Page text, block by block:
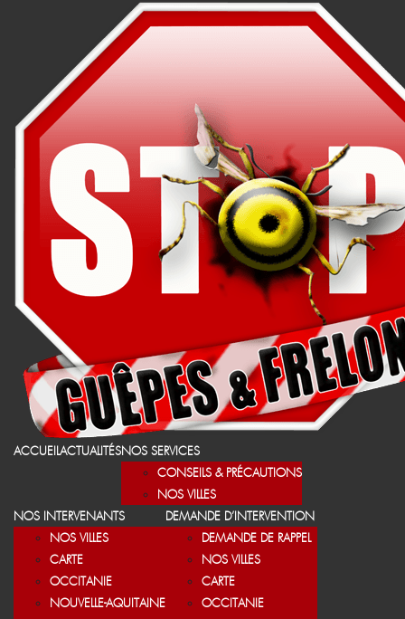
ACCUEILACTUALITÉSNOS SERVICES
CONSEILS & PRÉCAUTIONS
NOS VILLES
NOS INTERVENANTS
NOS VILLES
CARTE
OCCITANIE
NOUVELLE-AQUITAINE
DEMANDE D’INTERVENTION
DEMANDE DE RAPPEL
NOS VILLES
CARTE
OCCITANIE